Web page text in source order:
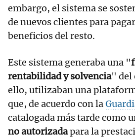
embargo, el sistema se
de nuevos clientes para
beneficios del resto.
Este sistema generaba una "
rentabilidad y solvencia" del
ello, utilizaban una
que, de acuerdo con la
catalogada más tarde como
no autorizadapara la